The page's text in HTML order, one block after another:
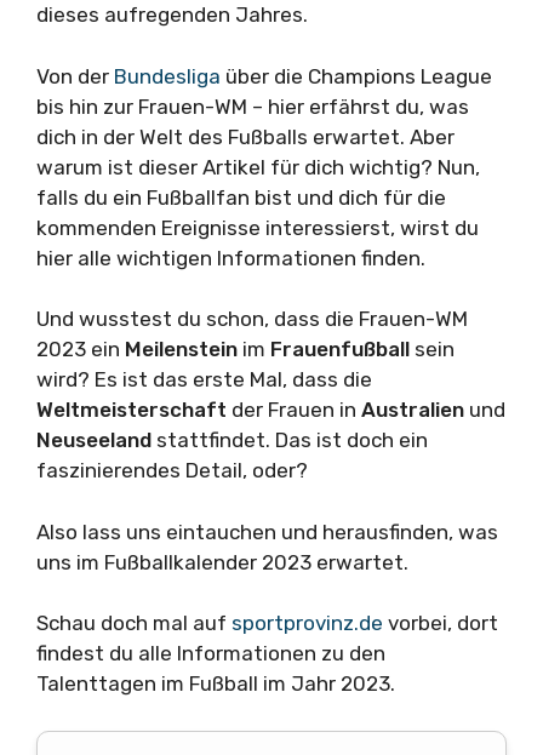
dieses aufregenden Jahres.
Von der Bundesliga über die Champions League
bis hin zur Frauen-WM – hier erfährst du, was
dich in der Welt des Fußballs erwartet. Aber
warum ist dieser Artikel für dich wichtig? Nun,
falls du ein Fußballfan bist und dich für die
kommenden Ereignisse interessierst, wirst du
hier alle wichtigen Informationen finden.
Und wusstest du schon, dass die Frauen-WM
2023 ein Meilenstein im Frauenfußball sein
wird? Es ist das erste Mal, dass die
Weltmeisterschaft der Frauen in Australien und
Neuseeland stattfindet. Das ist doch ein
faszinierendes Detail, oder?
Also lass uns eintauchen und herausfinden, was
uns im Fußballkalender 2023 erwartet.
Schau doch mal auf sportprovinz.de vorbei, dort
findest du alle Informationen zu den
Talenttagen im Fußball im Jahr 2023.